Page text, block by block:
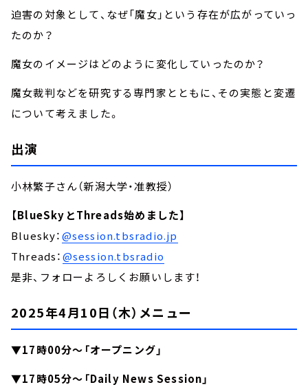
迫害の対象として、なぜ「魔女」という存在が広がっていっ
たのか？
魔女のイメージはどのように変化していったのか？
魔女裁判などを研究する専門家とともに、その実態と変遷
について考えました。
出演
小林繁子さん（新潟大学・准教授）
【BlueSkyとThreads始めました】
Bluesky：@session.tbsradio.jp
Threads：@session.tbsradio
是非、フォローよろしくお願いします！
2025年4月10日（木）メニュー
▼17時00分～「オープニング」
▼17時05分～「Daily News Session」